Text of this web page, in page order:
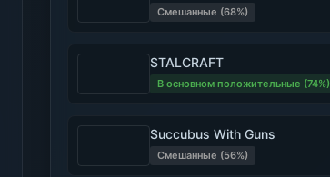
Смешанные (68%)
STALCRAFT
В основном положительные (74%)
Succubus With Guns
Смешанные (56%)